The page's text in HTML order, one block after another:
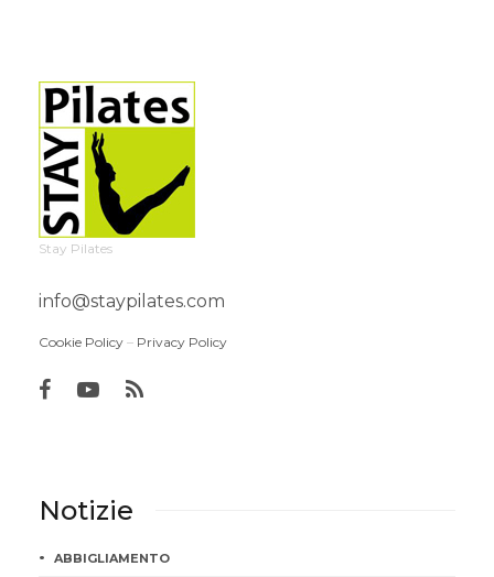
Stay Pilates
info@staypilates.com
Cookie Policy – Privacy Policy
Notizie
ABBIGLIAMENTO